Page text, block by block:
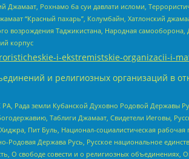
Джамаат, Рохнамо ба суи давлати исломи,
“Красный пахарь”, Колумбайн, Хатлонский
возрождения Таджикистана, Народная
корпус
i-ekstremistskie-organizacii-i-
и религиозных организаций в
РА, Рада земли Кубанской Духовно Родовой
Таблиги Джамаат, Свидетели Иеговы,
Пит Буль, Национал-социалистическая
Родовая Держава Русь, Русское национальное
О свободе совести и о религиозных объединениях,